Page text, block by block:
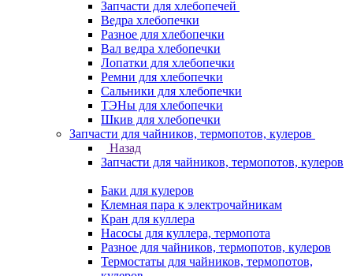
Запчасти для хлебопечей
Ведра хлебопечки
Разное для хлебопечки
Вал ведра хлебопечки
Лопатки для хлебопечки
Ремни для хлебопечки
Сальники для хлебопечки
ТЭНы для хлебопечки
Шкив для хлебопечки
Запчасти для чайников, термопотов, кулеров
Назад
Запчасти для чайников, термопотов, кулеров
Баки для кулеров
Клемная пара к электрочайникам
Кран для куллера
Насосы для куллера, термопота
Разное для чайников, термопотов, кулеров
Термостаты для чайников, термопотов,